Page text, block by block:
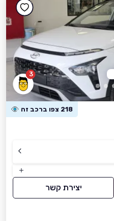
3
218 צפו ברכב זה
יצירת קשר